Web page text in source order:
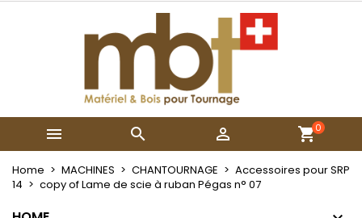
   0
Home MACHINES CHANTOURNAGE
Accessoires pour SRP
14
copy of Lame de scie à ruban Pégas n° 07
My wishlists
Crea lista dei desideri
Accedi
Devi avere effettuato l'accesso per salvare dei
prodotti nella tua lista dei desideri.
Annulla Accedi